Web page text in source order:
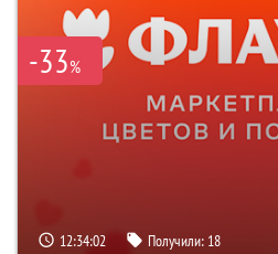
-33%
12:34:01 Получили: 18